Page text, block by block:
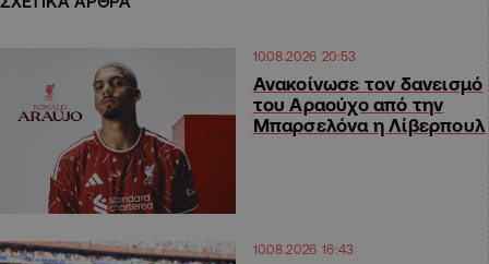
10.08.2026 20:53
Ανακοίνωσε τον δανεισμό
του Αραούχο από την
Μπαρσελόνα η Λίβερπουλ
10.08.2026 16:43